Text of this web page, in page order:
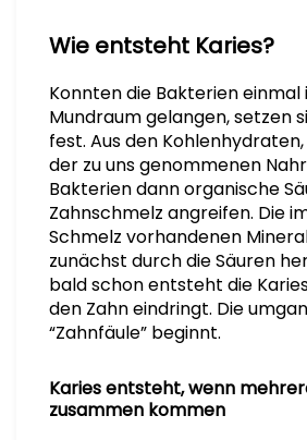
Wie entsteht Karies?
Konnten die Bakterien einmal
Mundraum gelangen, setzen
fest. Aus den
der zu uns genommenen
Bakterien dann organische
Zahnschmelz angreifen. Die
Schmelz vorhandenen
zunächst durch die Säuren
bald schon entsteht die
den Zahn eindringt. Die
“Zahnfäule” beginnt.
Karies entsteht, wenn
zusammen kommen